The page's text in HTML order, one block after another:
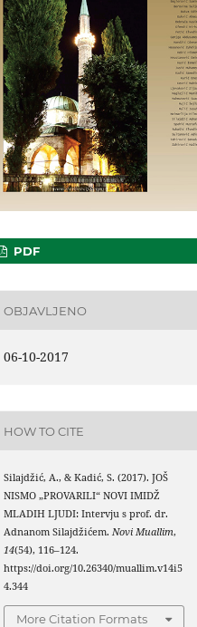
PDF
OBJAVLJENO
06-10-2017
HOW TO CITE
Silajdžić, A., & Kadić, S. (2017). JOŠ
NISMO „PROVARILI“ NOVI IMIDŽ
MLADIH LJUDI: Intervju s prof. dr.
Adnanom Silajdžićem.Novi Muallim,
14(54), 116–124.
https://doi.org/10.26340/muallim.v14i5
4.344
More Citation Formats